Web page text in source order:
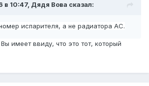
10:47, Дядя Вова сказал:
испарителя, а не радиатора АС.
имеет ввиду, что это тот, который